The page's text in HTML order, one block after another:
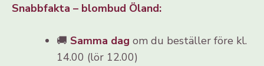
Snabbfakta – blombud Öland:
🚚 Samma dag om du beställer före kl.
14.00 (lör 12.00)